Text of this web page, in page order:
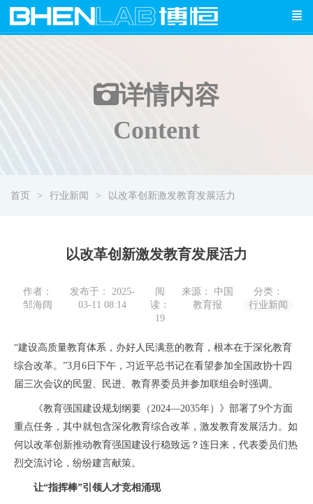
详情内容
Content
首页 行业新闻 以改革创新激发教育发展活力
以改革创新激发教育发展活力
作者：
邹海阔
发布于： 2025-
03-11 08:14
阅
读：
19
来源： 中国
教育报
分类：
行业新闻
“建设高质量教育体系，办好人民满意的教育，根本在于深化教育
综合改革。”3月6日下午，习近平总书记在看望参加全国政协十四
届三次会议的民盟、民进、教育界委员并参加联组会时强调。
《教育强国建设规划纲要（2024—2035年）》部署了9个方面
重点任务，其中就包含深化教育综合改革，激发教育发展活力。如
何以改革创新推动教育强国建设行稳致远？连日来，代表委员们热
烈交流讨论，纷纷建言献策。
让“指挥棒”引领人才竞相涌现